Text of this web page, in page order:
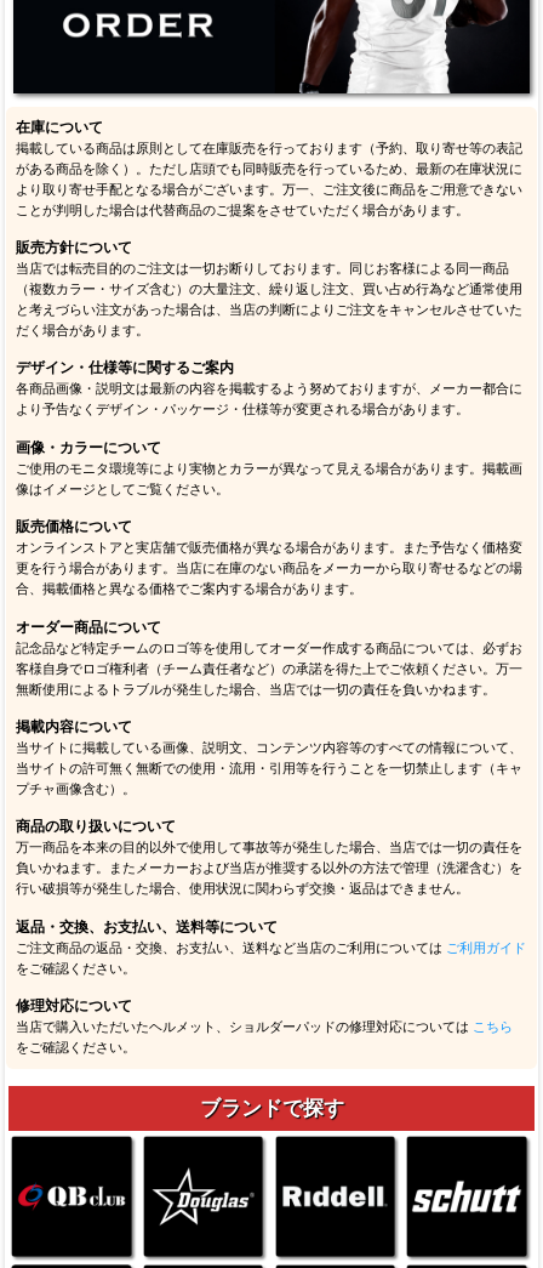
在庫について
掲載している商品は原則として在庫販売を行っております（予約、取り寄せ等の表記
がある商品を除く）。ただし店頭でも同時販売を行っているため、最新の在庫状況に
より取り寄せ手配となる場合がございます。万一、ご注文後に商品をご用意できない
ことが判明した場合は代替商品のご提案をさせていただく場合があります。
販売方針について
当店では転売目的のご注文は一切お断りしております。同じお客様による同一商品
（複数カラー・サイズ含む）の大量注文、繰り返し注文、買い占め行為など通常使用
と考えづらい注文があった場合は、当店の判断によりご注文をキャンセルさせていた
だく場合があります。
デザイン・仕様等に関するご案内
各商品画像・説明文は最新の内容を掲載するよう努めておりますが、メーカー都合に
より予告なくデザイン・パッケージ・仕様等が変更される場合があります。
画像・カラーについて
ご使用のモニタ環境等により実物とカラーが異なって見える場合があります。掲載画
像はイメージとしてご覧ください。
販売価格について
オンラインストアと実店舗で販売価格が異なる場合があります。また予告なく価格変
更を行う場合があります。当店に在庫のない商品をメーカーから取り寄せるなどの場
合、掲載価格と異なる価格でご案内する場合があります。
オーダー商品について
記念品など特定チームのロゴ等を使用してオーダー作成する商品については、必ずお
客様自身でロゴ権利者（チーム責任者など）の承諾を得た上でご依頼ください。万一
無断使用によるトラブルが発生した場合、当店では一切の責任を負いかねます。
掲載内容について
当サイトに掲載している画像、説明文、コンテンツ内容等のすべての情報について、
当サイトの許可無く無断での使用・流用・引用等を行うことを一切禁止します（キャ
プチャ画像含む）。
商品の取り扱いについて
万一商品を本来の目的以外で使用して事故等が発生した場合、当店では一切の責任を
負いかねます。またメーカーおよび当店が推奨する以外の方法で管理（洗濯含む）を
行い破損等が発生した場合、使用状況に関わらず交換・返品はできません。
返品・交換、お支払い、送料等について
ご注文商品の返品・交換、お支払い、送料など当店のご利用については ご利用ガイド
をご確認ください。
修理対応について
当店で購入いただいたヘルメット、ショルダーパッドの修理対応については こちら
をご確認ください。
ブランドで探す